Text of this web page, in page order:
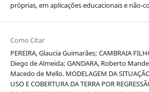
próprias, em aplicações educacionais e não-
Como Citar
PEREIRA, Glaucia Guimarães; CAMBRAIA
Diego de Almeida; GANDARA, Roberto
Macedo de Mello. MODELAGEM DA
USO E COBERTURA DA TERRA POR